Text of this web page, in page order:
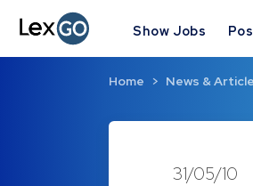
Show Jobs
Home News &
31/05/10